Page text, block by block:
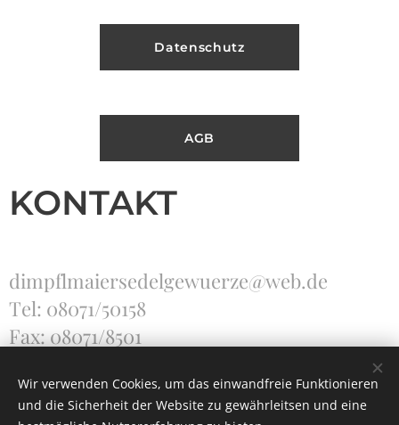
Datenschutz
AGB
KONTAKT
dimpflmaiersedelgewuerze@web.de
Tel: 08071/50158
Fax: 08071/8501
Unterstützt vonWebnode Cookies
Wir verwenden Cookies, um das einwandfreie Funktionieren
und die Sicherheit der Website zu gewährleitsen und eine